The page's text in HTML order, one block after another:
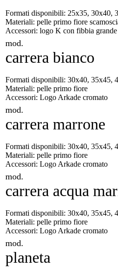
Formati disponibili: 25x35, 30x40,
Materiali: pelle primo fiore
Accessori: logo K con fibbia grande
mod.
carrera bianco
Formati disponibili: 30x40, 35x45,
Materiali: pelle primo fiore
Accessori: Logo Arkade cromato
mod.
carrera marrone
Formati disponibili: 30x40, 35x45,
Materiali: pelle primo fiore
Accessori: Logo Arkade cromato
mod.
carrera acqua
Formati disponibili: 30x40, 35x45,
Materiali: pelle primo fiore
Accessori: Logo Arkade cromato
mod.
planeta